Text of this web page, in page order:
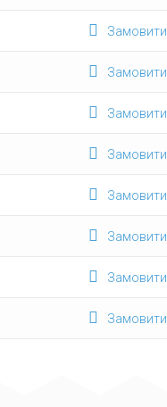
Замовити
Замовити
Замовити
Замовити
Замовити
Замовити
Замовити
Замовити